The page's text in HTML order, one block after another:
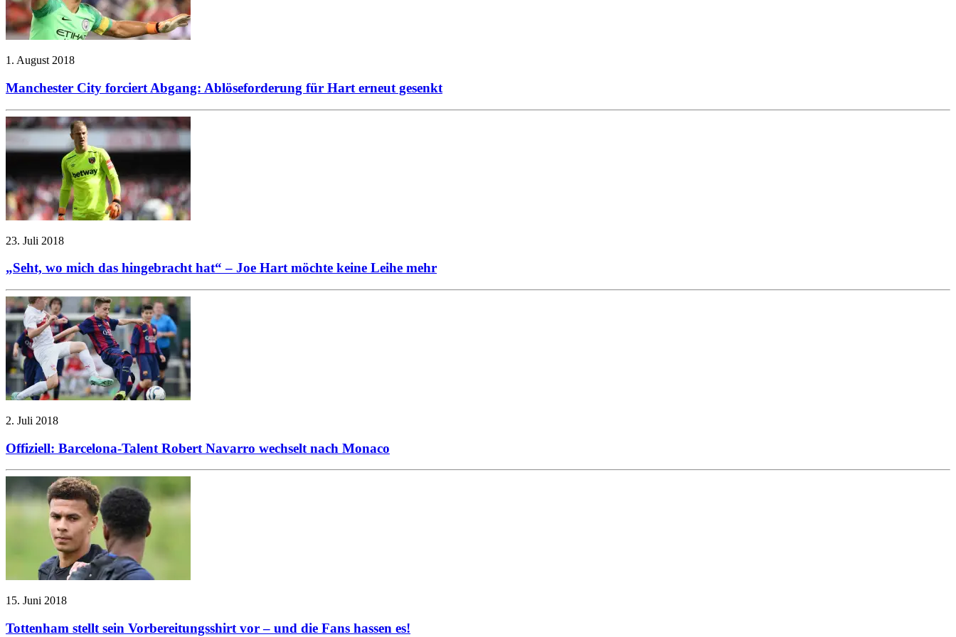
1. August 2018
Manchester City forciert Abgang: Ablöseforderung für Hart erneut gesenkt
23. Juli 2018
„Seht, wo mich das hingebracht hat“ – Joe Hart möchte keine Leihe mehr
2. Juli 2018
Offiziell: Barcelona-Talent Robert Navarro wechselt nach Monaco
15. Juni 2018
Tottenham stellt sein Vorbereitungsshirt vor – und die Fans hassen es!